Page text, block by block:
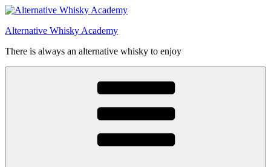
Videre
indhold
Alternative Whisky Academy
There is always an alternative whisky to enjoy